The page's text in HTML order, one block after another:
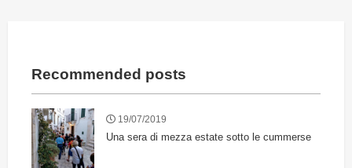
Recommended posts
19/07/2019
Una sera di mezza estate sotto le cummerse